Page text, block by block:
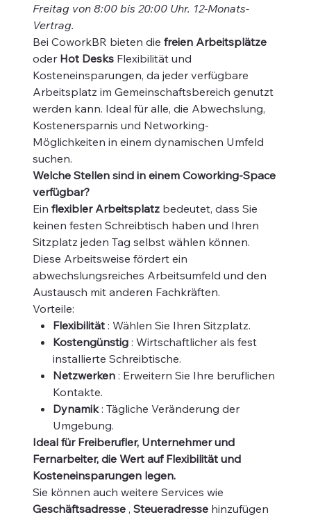
Freitag von 8:00 bis 20:00 Uhr. 12-Monats-
Vertrag.
Bei CoworkBR bieten die freien Arbeitsplätze
oder Hot Desks Flexibilität und
Kosteneinsparungen, da jeder verfügbare
Arbeitsplatz im Gemeinschaftsbereich genutzt
werden kann. Ideal für alle, die Abwechslung,
Kostenersparnis und Networking-
Möglichkeiten in einem dynamischen Umfeld
suchen.
Welche Stellen sind in einem Coworking-Space
verfügbar?
Ein flexibler Arbeitsplatz bedeutet, dass Sie
keinen festen Schreibtisch haben und Ihren
Sitzplatz jeden Tag selbst wählen können.
Diese Arbeitsweise fördert ein
abwechslungsreiches Arbeitsumfeld und den
Austausch mit anderen Fachkräften.
Vorteile:
Flexibilität: Wählen Sie Ihren Sitzplatz.
Kostengünstig: Wirtschaftlicher als fest
installierte Schreibtische.
Netzwerken: Erweitern Sie Ihre beruflichen
Kontakte.
Dynamik: Tägliche Veränderung der
Umgebung.
Ideal für Freiberufler, Unternehmer und
Fernarbeiter, die Wert auf Flexibilität und
Kosteneinsparungen legen.
Sie können auch weitere Services wie
Geschäftsadresse , Steueradresse hinzufügen